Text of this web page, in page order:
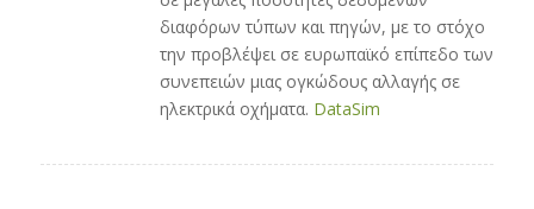
διαφόρων τύπων και πηγών, με το στόχο
την προβλέψει σε ευρωπαϊκό επίπεδο των
συνεπειών μιας ογκώδους αλλαγής σε
ηλεκτρικά οχήματα. DataSim